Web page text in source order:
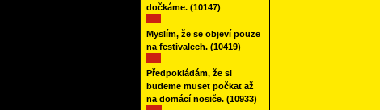
dočkáme.(10147)
Myslím, že se objeví pouze
na festivalech.(10419)
Předpokládám, že si
budeme muset počkat až
na domácí nosiče.(10933)